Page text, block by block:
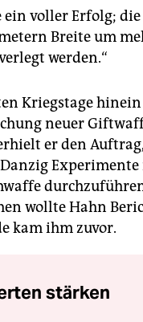
voller Erfolg;
Breite um
werden.“
Kriegstage
neuer
er den
wollte Hahn
kam ihm zuvor.
stärken